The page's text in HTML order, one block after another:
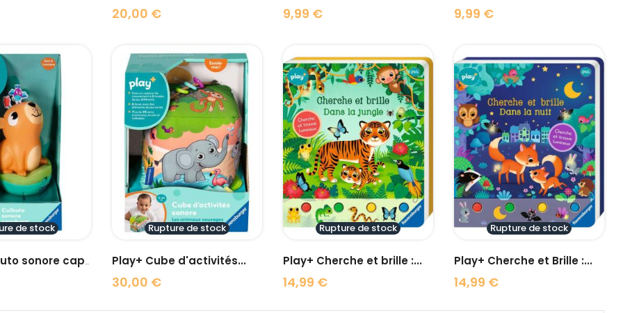
20,00 €
Prix 9,99 €
Prix 9,99 €
Prix
visibility
de stock
Play+ Culbuto sonore capybara
visibility
Rupture de stock
Play+ Cube d'activités...
30,00 €
Prix
visibility
Rupture de stock
Play+ Cherche et brille :...
14,99 €
Prix
visibility
Rupture de stock
Play+ Cherche et Brille :...
14,99 €
Prix